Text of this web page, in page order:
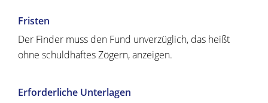
Fristen
Der Finder muss den Fund unverzüglich, das heißt
ohne schuldhaftes Zögern, anzeigen.
Erforderliche Unterlagen